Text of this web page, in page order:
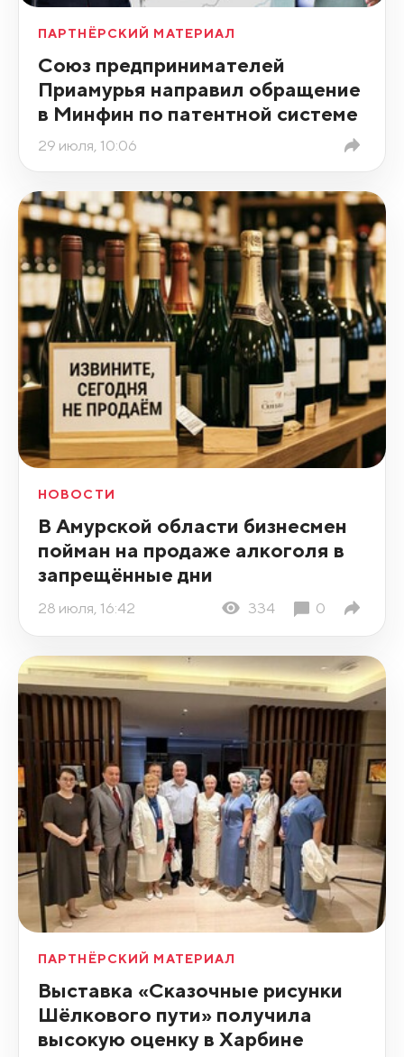
ПАРТНЁРСКИЙ МАТЕРИАЛ
Союз предпринимателей
Приамурья направил обращение
в Минфин по патентной системе
29 июля, 10:06
НОВОСТИ
В Амурской области бизнесмен
пойман на продаже алкоголя в
запрещённые дни
28 июля, 16:42 334 0
ПАРТНЁРСКИЙ МАТЕРИАЛ
Выставка «Сказочные рисунки
Шёлкового пути» получила
высокую оценку в Харбине